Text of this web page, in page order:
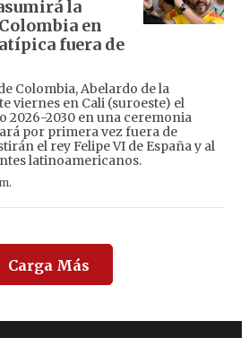
la
en
fuera de
Colombia, Abelardo de la
viernes en Cali (suroeste) el
2026-2030 en una ceremonia
por primera vez fuera de
el rey Felipe VI de España y al
latinoamericanos.
Carga Más